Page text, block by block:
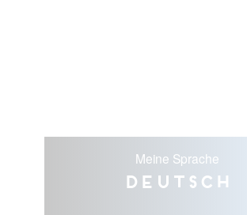
Meine Sprache
Deutsch